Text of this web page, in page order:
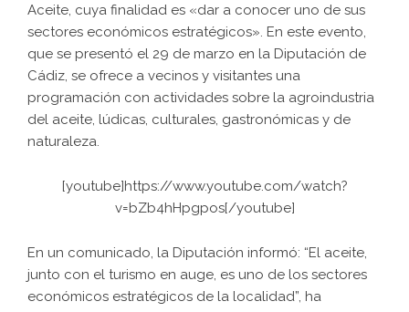
Aceite, cuya finalidad es «dar a conocer uno de sus
sectores económicos estratégicos». En este evento,
que se presentó el 29 de marzo en la Diputación de
Cádiz, se ofrece a vecinos y visitantes una
programación con actividades sobre la agroindustria
del aceite, lúdicas, culturales, gastronómicas y de
naturaleza.
[youtube]https://www.youtube.com/watch?
v=bZb4hHpgpos[/youtube]
En un comunicado, la Diputación informó: “El aceite,
junto con el turismo en auge, es uno de los sectores
económicos estratégicos de la localidad”, ha